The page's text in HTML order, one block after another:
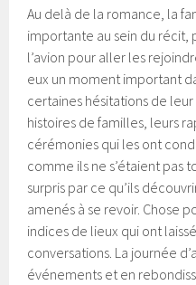
Au delà de la romance, la
importante au sein du récit,
l’avion pour aller les
eux un moment important
certaines hésitations de
histoires de familles, leurs
cérémonies qui les ont
comme ils ne s’étaient pas
surpris par ce qu’ils
amenés à se revoir. Chose
indices de lieux qui ont
conversations. La journée
événements et en